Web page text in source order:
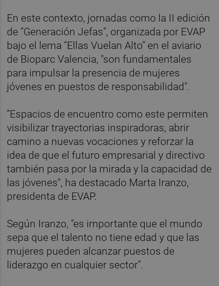
En este contexto, jornadas como la II edición
de “Generación Jefas”, organizada por EVAP
bajo el lema “Ellas Vuelan Alto” en el aviario
de Bioparc Valencia, "son fundamentales
para impulsar la presencia de mujeres
jóvenes en puestos de responsabilidad".
“Espacios de encuentro como este permiten
visibilizar trayectorias inspiradoras, abrir
camino a nuevas vocaciones y reforzar la
idea de que el futuro empresarial y directivo
también pasa por la mirada y la capacidad de
las jóvenes", ha destacado Marta Iranzo,
presidenta de EVAP.
Según Iranzo, "es importante que el mundo
sepa que el talento no tiene edad y que las
mujeres pueden alcanzar puestos de
liderazgo en cualquier sector”.